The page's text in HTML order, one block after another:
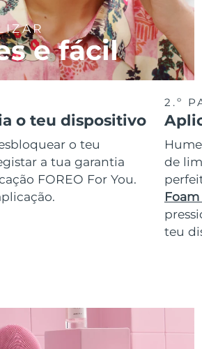
e fácil
o teu dispositivo
o teu
a tua garantia
FOREO For You.
2.º
de
Foam
teu